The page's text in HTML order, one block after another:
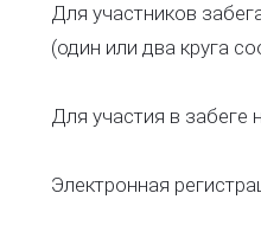
Для участников
(один или два круга
Для участия в забеге
Электронная